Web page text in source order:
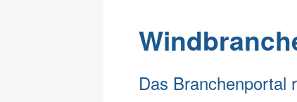
Das Branchenportal